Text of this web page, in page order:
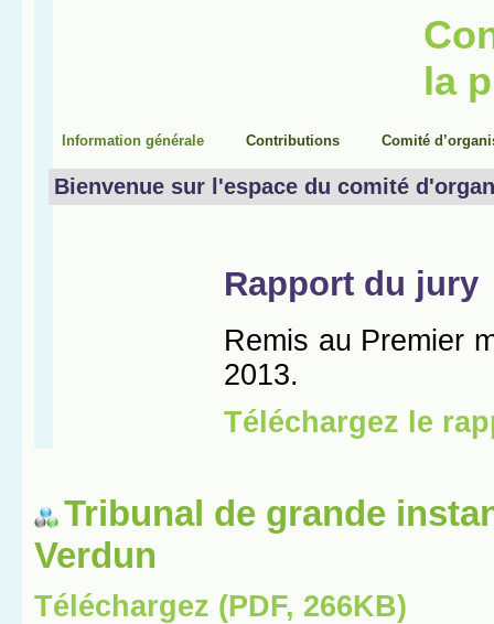
Tribunal de grande
Verdun
Téléchargez (PDF, 266KB)